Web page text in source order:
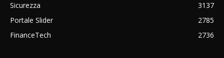
Sicurezza
3137
Portale Slider
2785
FinanceTech
2736